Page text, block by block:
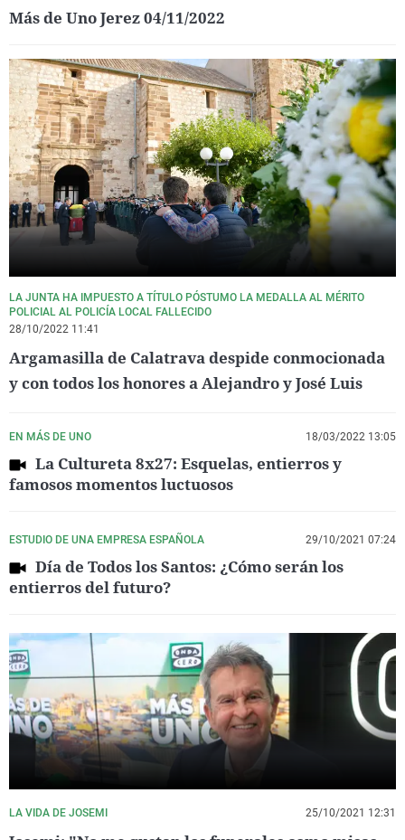
Más de Uno Jerez 04/11/2022
LA JUNTA HA IMPUESTO A TÍTULO PÓSTUMO LA MEDALLA AL MÉRITO
POLICIAL AL POLICÍA LOCAL FALLECIDO
28/10/2022 11:41
Argamasilla de Calatrava despide conmocionada
y con todos los honores a Alejandro y José Luis
EN MÁS DE UNO 18/03/2022 13:05
La Cultureta 8x27: Esquelas, entierros y
famosos momentos luctuosos
ESTUDIO DE UNA EMPRESA ESPAÑOLA 29/10/2021 07:24
Día de Todos los Santos: ¿Cómo serán los
entierros del futuro?
LA VIDA DE JOSEMI 25/10/2021 12:31